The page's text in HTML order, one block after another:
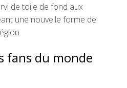
de toile de fond aux
une nouvelle forme de
fans du monde